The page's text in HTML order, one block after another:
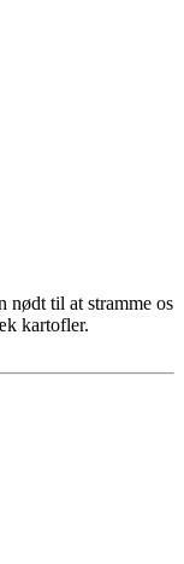
nødt til at stramme os
kartofler.